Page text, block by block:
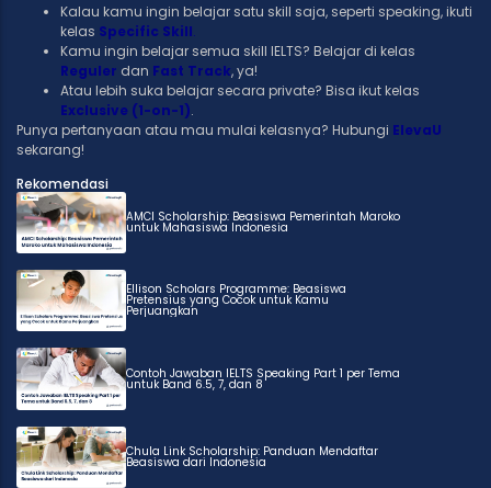
Kalau kamu ingin belajar satu skill saja, seperti speaking, ikuti
kelas Specific Skill.
Kamu ingin belajar semua skill IELTS? Belajar di kelas
Reguler dan Fast Track, ya!
Atau lebih suka belajar secara private? Bisa ikut kelas
Exclusive (1-on-1).
Punya pertanyaan atau mau mulai kelasnya? Hubungi ElevaU
sekarang!
Rekomendasi
AMCI Scholarship: Beasiswa Pemerintah Maroko
untuk Mahasiswa Indonesia
Ellison Scholars Programme: Beasiswa
Pretensius yang Cocok untuk Kamu
Perjuangkan
Contoh Jawaban IELTS Speaking Part 1 per Tema
untuk Band 6.5, 7, dan 8
Chula Link Scholarship: Panduan Mendaftar
Beasiswa dari Indonesia